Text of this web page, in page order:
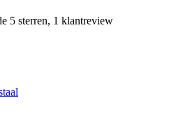
5 sterren, 1 klantreview